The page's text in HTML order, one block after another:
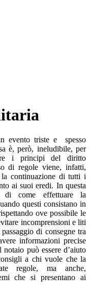
livello
evento triste e spesso
è, però, ineludibile, per
i principi del diritto
di regole viene, infatti,
continuazione di tutti i
ai suoi eredi. In questa
di come effettuare la
questi consistano in
ove possibile le
incomprensioni e liti
di consegne tra
informazioni precise
può essere d’aiuto
a chi vuole che la
regole, ma anche,
che si presentano ai